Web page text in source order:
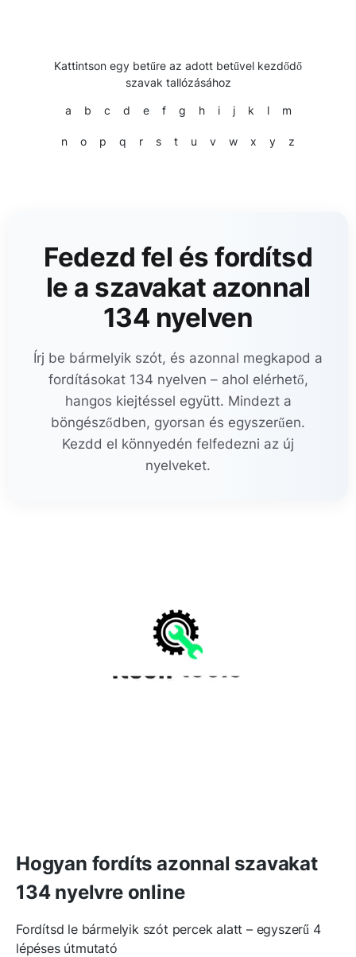
Kattintson egy betűre az adott betűvel kezdődő
szavak tallózásához
a b c d e f g h i j k l m
n o p q r s t u v w x y z
Fedezd fel és fordítsd
le a szavakat azonnal
134 nyelven
Írj be bármelyik szót, és azonnal megkapod a
fordításokat 134 nyelven – ahol elérhető,
hangos kiejtéssel együtt. Mindezt a
böngésződben, gyorsan és egyszerűen.
Kezdd el könnyedén felfedezni az új
nyelveket.
Hogyan fordíts azonnal szavakat
134 nyelvre online
Fordítsd le bármelyik szót percek alatt – egyszerű 4
lépéses útmutató